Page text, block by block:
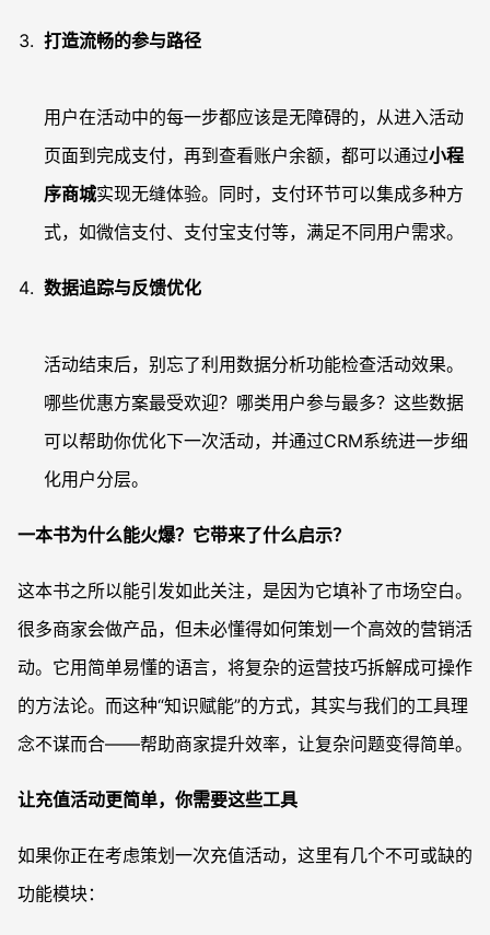
打造流畅的参与路径
用户在活动中的每一步都应该是无障碍的，从进入活动
页面到完成支付，再到查看账户余额，都可以通过小程
序商城实现无缝体验。同时，支付环节可以集成多种方
式，如微信支付、支付宝支付等，满足不同用户需求。
数据追踪与反馈优化
活动结束后，别忘了利用数据分析功能检查活动效果。
哪些优惠方案最受欢迎？哪类用户参与最多？这些数据
可以帮助你优化下一次活动，并通过CRM系统进一步细
化用户分层。
一本书为什么能火爆？它带来了什么启示？
这本书之所以能引发如此关注，是因为它填补了市场空白。
很多商家会做产品，但未必懂得如何策划一个高效的营销活
动。它用简单易懂的语言，将复杂的运营技巧拆解成可操作
的方法论。而这种“知识赋能”的方式，其实与我们的工具理
念不谋而合——帮助商家提升效率，让复杂问题变得简单。
让充值活动更简单，你需要这些工具
如果你正在考虑策划一次充值活动，这里有几个不可或缺的
功能模块：